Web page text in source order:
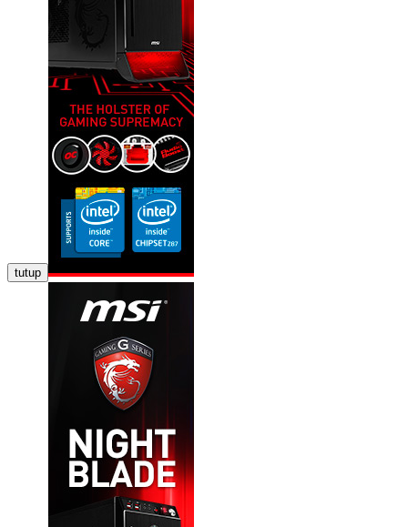
tutup